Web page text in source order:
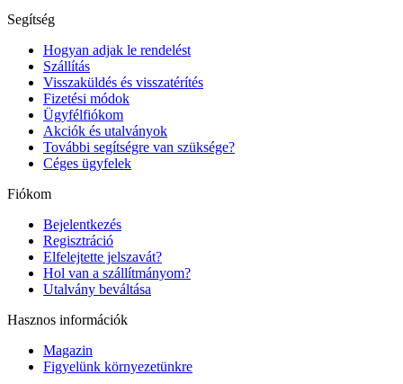
Segítség
Hogyan adjak le rendelést
Szállítás
Visszaküldés és visszatérítés
Fizetési módok
Ügyfélfiókom
Akciók és utalványok
További segítségre van szüksége?
Céges ügyfelek
Fiókom
Bejelentkezés
Regisztráció
Elfelejtette jelszavát?
Hol van a szállítmányom?
Utalvány beváltása
Hasznos információk
Magazin
Figyelünk környezetünkre